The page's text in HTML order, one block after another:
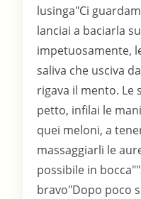
lusinga"Ci
lanciai a baciarla
impetuosamente,
saliva che usciva
rigava il mento. Le
petto, infilai le
quei meloni, a
massaggiarli le
possibile in
bravo"Dopo poco